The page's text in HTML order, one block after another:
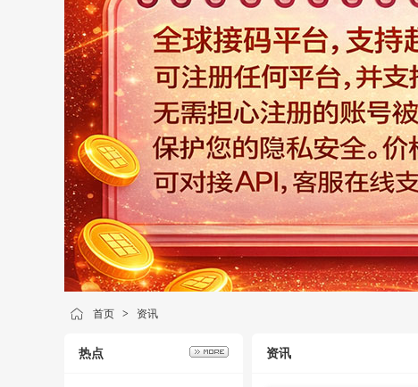
首页 > 资讯
热点 资讯